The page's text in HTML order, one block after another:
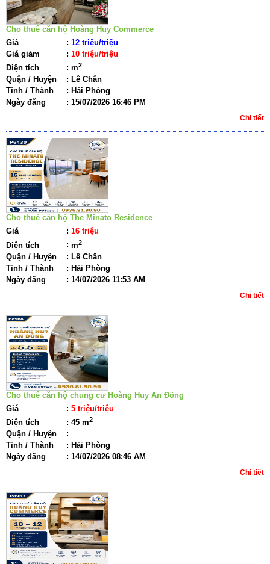
Cho thuê căn hộ Hoàng Huy Commerce
Giá
: 12 triệu/triệu
Giá giảm
: 10 triệu/triệu
Diện tích
: m2
Quận / Huyện : Lê Chân
Tỉnh / Thành
: Hải Phòng
Ngày đăng
: 15/07/2026 16:46 PM
Chi tiết
Cho thuê căn hộ The Minato Residence
Giá
: 16 triệu
Diện tích
: m2
Quận / Huyện : Lê Chân
Tỉnh / Thành
: Hải Phòng
Ngày đăng
: 14/07/2026 11:53 AM
Chi tiết
Cho thuê căn hộ chung cư Hoàng Huy An Đồng
Giá
: 5 triệu/triệu
Diện tích
: 45 m2
Quận / Huyện
:
Tỉnh / Thành
: Hải Phòng
Ngày đăng
: 14/07/2026 08:46 AM
Chi tiết